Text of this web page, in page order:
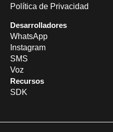
Política de Privacidad
Desarrolladores
WhatsApp
Instagram
SMS
Voz
Recursos
SDK